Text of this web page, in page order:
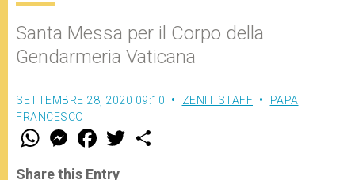
Santa Messa per il Corpo della
Gendarmeria Vaticana
SETTEMBRE 28, 2020 09:10 ZENIT STAFF
PAPA
FRANCESCO
W
t
M
e
s
F
a
e
w
Share this Entry